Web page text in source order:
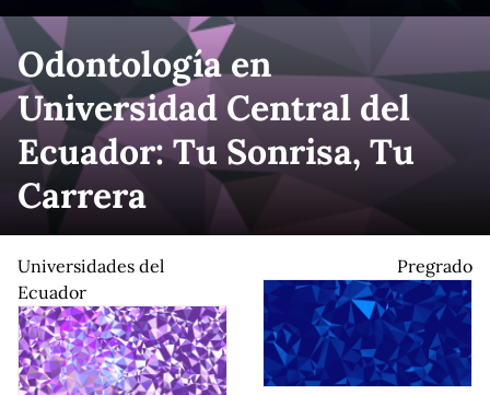
Odontología en
Universidad Central del
Ecuador: Tu Sonrisa, Tu
Carrera
Universidades del
Ecuador
Pregrado